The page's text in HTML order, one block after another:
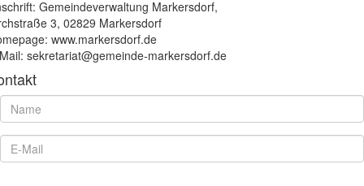
Gemeindeverwaltung Markersdorf,
3, 02829 Markersdorf
www.markersdorf.de
sekretariat@gemeinde-markersdorf.de